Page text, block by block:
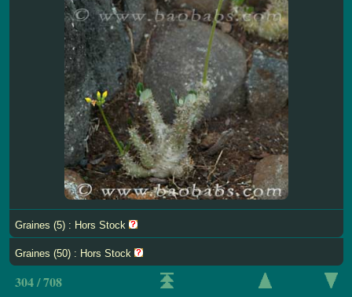
Graines (5) : Hors Stock
Graines (50) : Hors Stock
304 / 708